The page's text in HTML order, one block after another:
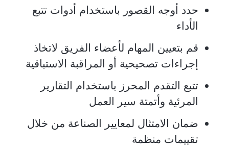
حدد أوجه القصور باستخدام أدوات تتبع
الأداء
قم بتعيين المهام لأعضاء الفريق لاتخاذ
إجراءات تصحيحية أو المراقبة الاستباقية
تتبع التقدم المحرز باستخدام التقارير
المرئية وأتمتة سير العمل
ضمان الامتثال لمعايير الصناعة من خلال
تقييمات منظمة